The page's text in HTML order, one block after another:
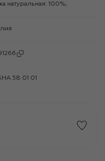
натуральная: 100%;
SHA 58 01 01